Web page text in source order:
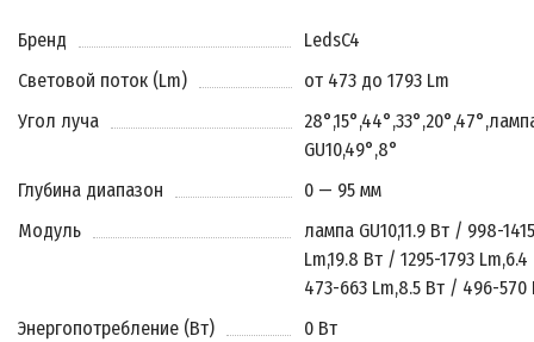
Бренд
LedsC4
Световой поток (Lm)
от 473 до 1793 Lm
Угол луча
28°15°,44°,33°,20°,47°,
GU10,49°,8°
Глубина диапазон
0 — 95 мм
Модуль
лампа GU10,11.9 Вт / 998-1415
Lm19.8 Вт / 1295-1793 Lm,6.4
473-663 Lm,8.5 Вт / 496-570
Энергопотребление (Вт)
0 Вт